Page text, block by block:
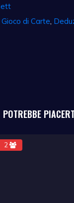
Gioco di Carte
POTREBBE
2